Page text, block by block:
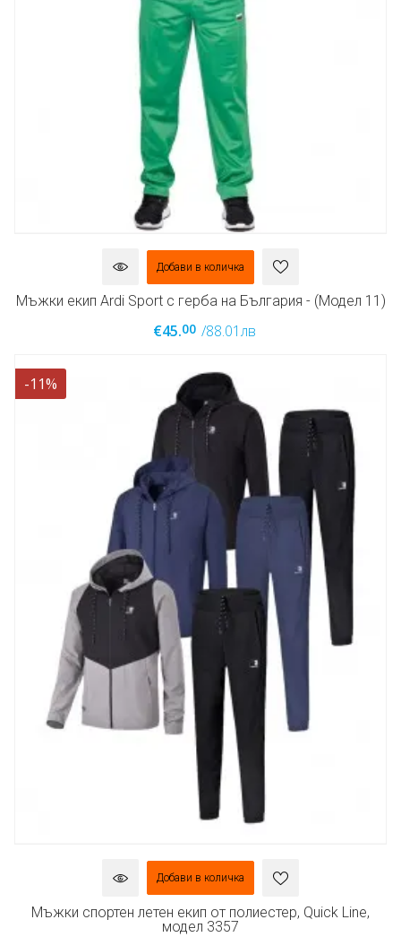
Добави в количка
Мъжки екип Ardi Sport с герба на България - (Модел 11)
€45.00 /88.01лв
-11%
Добави в количка
Мъжки спортен летен екип от полиестер, Quick Line,
модел 3357